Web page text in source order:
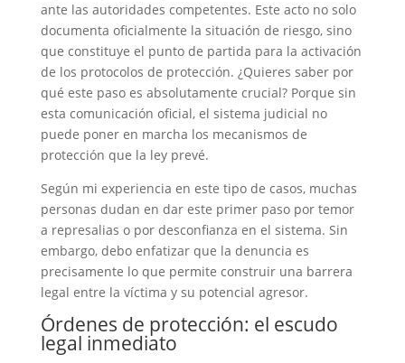
ante las autoridades competentes. Este acto no solo
documenta oficialmente la situación de riesgo, sino
que constituye el punto de partida para la activación
de los protocolos de protección. ¿Quieres saber por
qué este paso es absolutamente crucial? Porque sin
esta comunicación oficial, el sistema judicial no
puede poner en marcha los mecanismos de
protección que la ley prevé.
Según mi experiencia en este tipo de casos, muchas
personas dudan en dar este primer paso por temor
a represalias o por desconfianza en el sistema. Sin
embargo, debo enfatizar que la denuncia es
precisamente lo que permite construir una barrera
legal entre la víctima y su potencial agresor.
Órdenes de protección: el escudo
legal inmediato